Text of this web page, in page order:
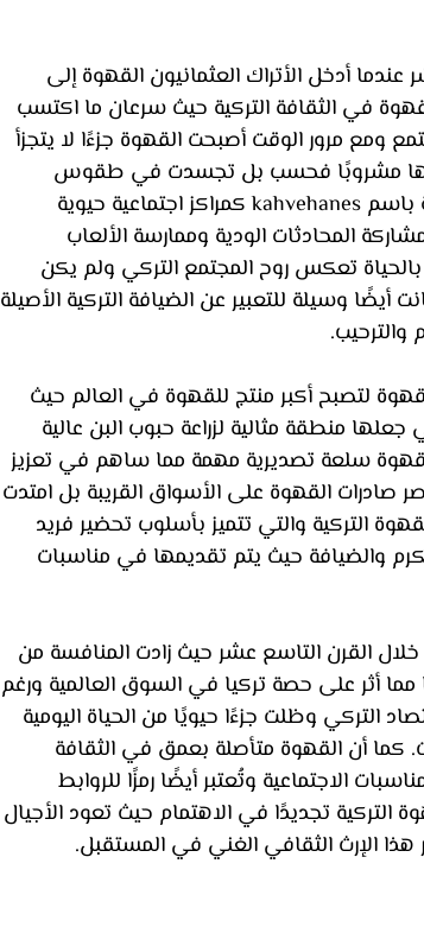
أدخل الأتراك العثمانيون القهوة إلى
في الثقافة التركية حيث سرعان ما اكتسب
مرور الوقت أصبحت القهوة جزءًا لا يتجزأ
كونها مشروبًا فحسب بل تجسدت في طقوس
اجتماعية وثقافية عميقة وظهرت المقاهي المعروفة باسم kahvehanes كمراكز اجتماعية حيوية
المحادثات الودية وممارسة الألعاب
بالحياة تعكس روح المجتمع التركي ولم يكن
وسيلة للتعبير عن الضيافة التركية الأصيلة
والترحيب.
لتصبح أكبر منتج للقهوة في العالم حيث
منطقة مثالية لزراعة حبوب البن عالية
سلعة تصديرية مهمة مما ساهم في تعزيز
صادرات القهوة على الأسواق القريبة بل امتدت
التركية والتي تتميز بأسلوب تحضير فريد
والضيافة حيث يتم تقديمها في مناسبات
القرن التاسع عشر حيث زادت المنافسة من
مما أثر على حصة تركيا في السوق العالمية ورغم
التركي وظلت جزءًا حيويًا من الحياة اليومية
كما أن القهوة متأصلة بعمق في الثقافة
الاجتماعية وتُعتبر أيضًا رمزًا للروابط
التركية تجديدًا في الاهتمام حيث تعود الأجيال
هذا الإرث الثقافي الغني في المستقبل.